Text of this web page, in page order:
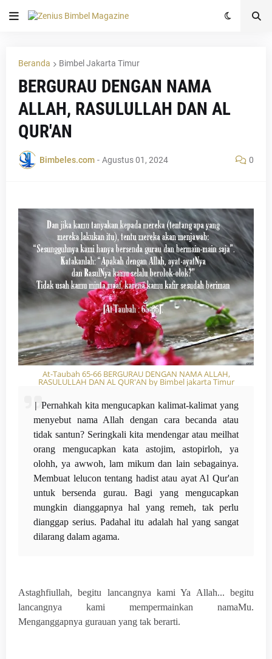
Beranda Bimbel Jakarta Timur
BERGURAU DENGAN NAMA
ALLAH, RASULULLAH DAN AL
QUR'AN
Bimbeles.com - Agustus 01, 2024 0
At-Taubah 65-66 BERGURAU DENGAN NAMA ALLAH,
RASULULLAH DAN AL QUR'AN by Bimbel jakarta Timur
| Pernahkah kita mengucapkan kalimat-kalimat yang
menyebut nama Allah dengan cara becanda atau
tidak santun? Seringkali kita mendengar atau meilhat
orang mengucapkan kata astojim, astopirloh, ya
olohh, ya awwoh, lam mikum dan lain sebagainya.
Membuat lelucon tentang hadist atau ayat Al Qur'an
untuk bersenda gurau. Bagi yang mengucapkan
mungkin dianggapnya hal yang remeh, tak perlu
dianggap serius. Padahal itu adalah hal yang sangat
dilarang dalam agama.
Astaghfiullah, begitu lancangnya kami Ya Allah... begitu
lancangnya kami mempermainkan namaMu.
Menganggapnya gurauan yang tak berarti.